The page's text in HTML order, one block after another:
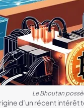
Le Bhoutan
d’un récent